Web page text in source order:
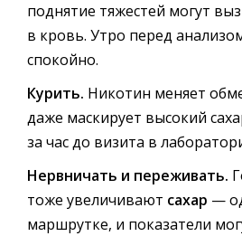
поднятие тяжестей могут
в кровь. Утро перед
спокойно.
Курить. Никотин меняет
даже маскирует высокий
за час до визита в
Нервничать и переживать.
тоже увеличивают сахар —
маршрутке, и показатели